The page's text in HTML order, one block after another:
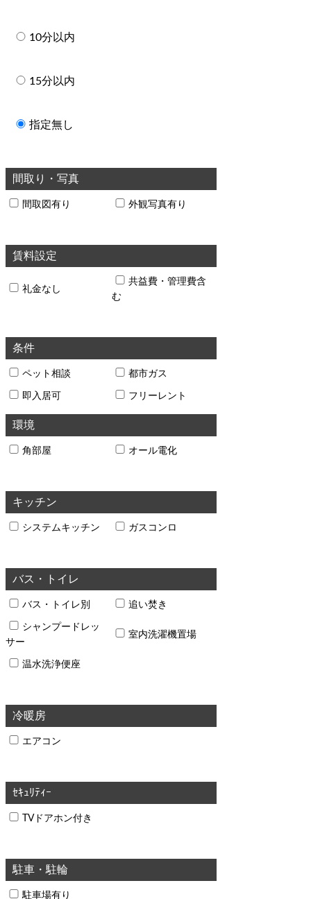
10分以内
15分以内
指定無し
間取り・写真
間取図有り 外観写真有り
賃料設定
礼金なし
共益費・管理費含
む
条件
ペット相談 都市ガス
即入居可 フリーレント
環境
角部屋 オール電化
キッチン
システムキッチン ガスコンロ
バス・トイレ
バス・トイレ別 追い焚き
シャンプードレッ
サー
室内洗濯機置場
温水洗浄便座
冷暖房
エアコン
ｾｷｭﾘﾃｨｰ
TVドアホン付き
駐車・駐輪
駐車場有り